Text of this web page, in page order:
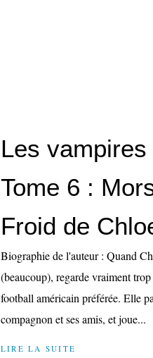
Les
Tome 6 :
Froid de
Biographie de l'auteur : Quand
(beaucoup), regarde vraiment
football américain préférée. Elle
compagnon et ses amis, et joue...
LIRE LA SUITE